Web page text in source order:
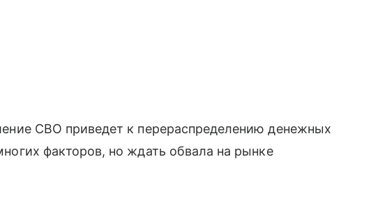
СВО приведет к перераспределению денежных
факторов, но ждать обвала на рынке